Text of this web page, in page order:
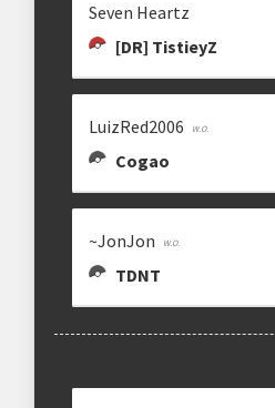
Seven Heartz
[DR] TistieyZ
LuizRed2006
Cogao
~JonJon
TDNT